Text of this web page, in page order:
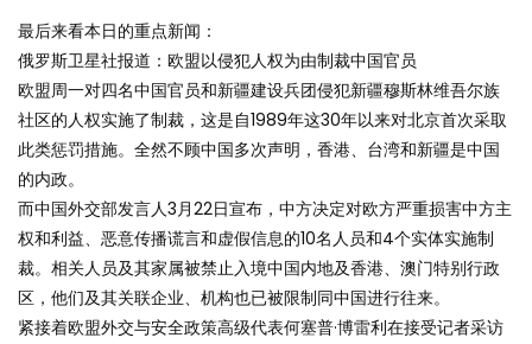
最后来看本日的重点新闻：
俄罗斯卫星社报道：欧盟以侵犯人权为由制裁中国官员
欧盟周一对四名中国官员和新疆建设兵团侵犯新疆穆斯林维吾尔族
社区的人权实施了制裁，这是自1989年这30年以来对北京首次采取
此类惩罚措施。全然不顾中国多次声明，香港、台湾和新疆是中国
的内政。
而中国外交部发言人3月22日宣布，中方决定对欧方严重损害中方主
权和利益、恶意传播谎言和虚假信息的10名人员和4个实体实施制
裁。相关人员及其家属被禁止入境中国内地及香港、澳门特别行政
区，他们及其关联企业、机构也已被限制同中国进行往来。
紧接着欧盟外交与安全政策高级代表何塞普·博雷利在接受记者采访